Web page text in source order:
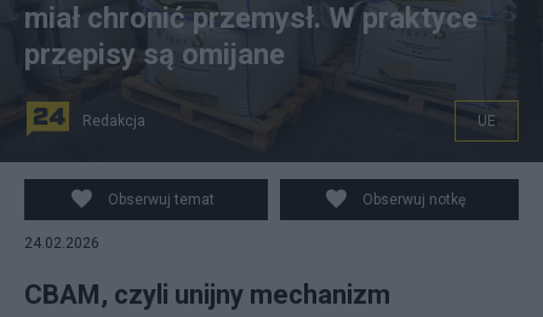
n/z: nakłady Chemiczne „Siarkopol” Tarnobrzeg Sp. z
o.o. (pp/awol) PAP/Piotr Polak
miał chronić przemysł. W praktyce
przepisy są omijane
Redakcja UE
Obserwuj temat Obserwuj notkę
24.02.2026
CBAM, czyli unijny mechanizm